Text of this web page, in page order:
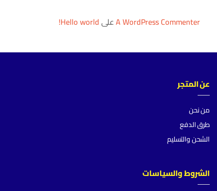
A WordPress CommenterعلىHello world!
عن المتجر
من نحن
طرق الدفع
الشحن والتسليم
الشروط والسياسات